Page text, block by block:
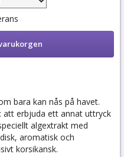
bara kan nås på havet.
att erbjuda ett annat uttryck
algextrakt med
aromatisk och
korsikansk.